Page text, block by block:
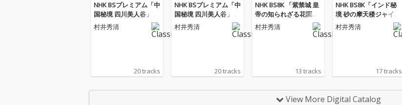
NHK BSプレミアム「中
国秘境 四川美人谷」 &
「シルクロード 謎の民
～タクラマカン砂漠楼
村井秀清
20 tracks
NHK BSプレミアム「中
国秘境 四川美人谷」 &
「シルクロード 謎の民
～タクラマカン砂漠楼
村井秀清
20 tracks
NHK BS8K 「紫禁城 皇
帝の知られざる花園」
オリジナル・サウンド
トラック
村井秀清
13 tracks
NHK BS8K「インド秘
境 砂の摩天楼ジャイサ
ルメール」 & 「映像
詩“極彩インド”村井秀
村井秀清
17 tracks
View More Digital Catalog